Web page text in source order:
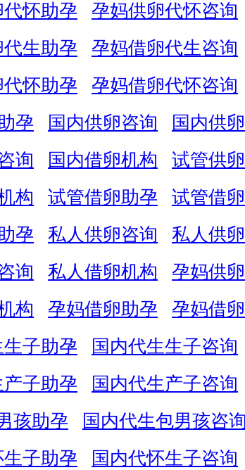
怀助孕
孕妈供卵代怀咨询
生助孕
孕妈借卵代生咨询
怀助孕
孕妈借卵代怀咨询
孕
国内供卵咨询 国内供
询
国内借卵机构 试管供
构
试管借卵助孕 试管借
孕
私人供卵咨询 私人供
询
私人借卵机构 孕妈供
构
孕妈借卵助孕 孕妈借
生子助孕
国内代生生子咨询
产子助孕
国内代生产子咨询
孩助孕
国内代生包男孩咨询
生子助孕
国内代怀生子咨询